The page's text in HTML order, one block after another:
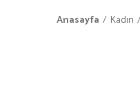
Anasayfa Kadın